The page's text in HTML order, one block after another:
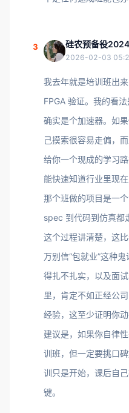
3 硅农预备役2024
2026-02-03
我去年就是培训班出
FPGA 验证。我的看
确实是个加速器。如
己摸索很容易走偏，
给你一个现成的学习
能快速知道行业里现
那个班做的项目是一
spec 到代码到仿真都
这个过程讲清楚，这
万别信“包就业”这种
得扎不扎实，以及面
里，肯定不如正经公
经验，这至少证明你
建议是，如果你自律
训班，但一定要挑口
训只是开始，课后自
键。